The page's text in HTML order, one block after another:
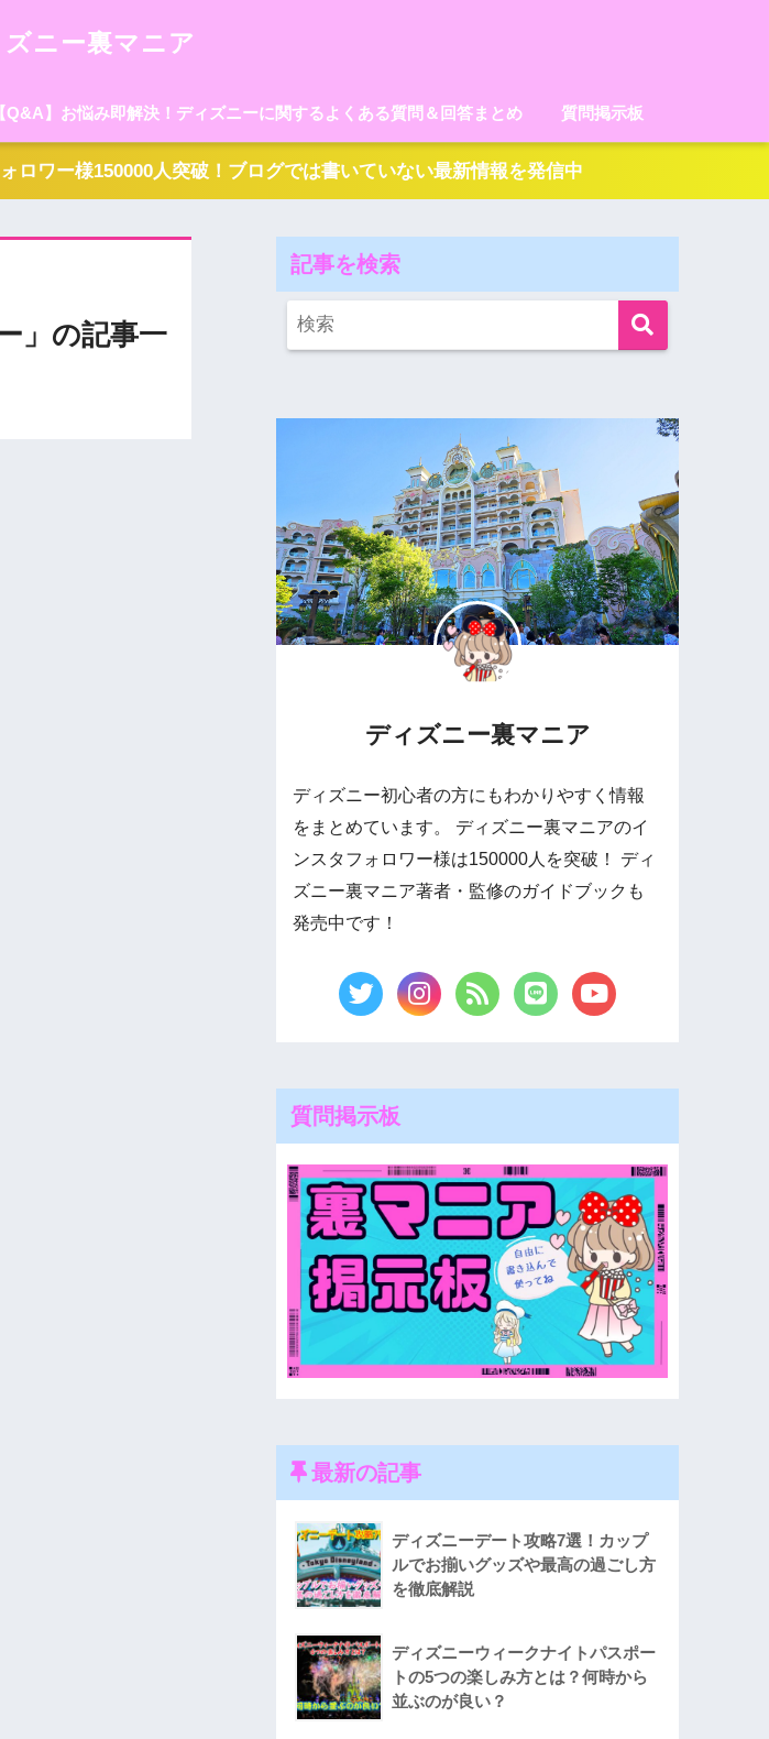
ニー裏マニア
【Q&A】お悩み即解決！ディズニーに関するよくある質問＆回答まとめ 質問掲示板
ロワー様150000人突破！ブログでは書いていない最新情報を発信中
」の記事一
記事を検索
ディズニー裏マニア
ディズニー初心者の方にもわかりやすく情報
をまとめています。 ディズニー裏マニアのイ
ンスタフォロワー様は150000人を突破！ ディ
ズニー裏マニア著者・監修のガイドブックも
発売中です！
質問掲示板
最新の記事
ディズニーデート攻略7選！カップ
ルでお揃いグッズや最高の過ごし方
を徹底解説
ディズニーウィークナイトパスポー
トの5つの楽しみ方とは？何時から
並ぶのが良い？